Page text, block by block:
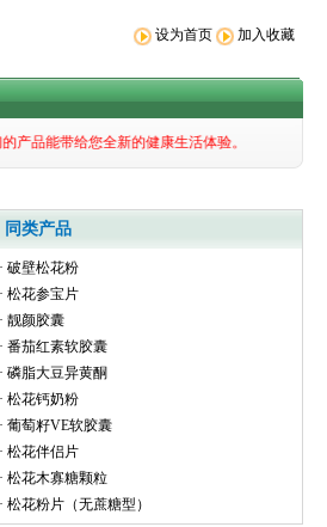
设为首页 加入收藏
的产品能带给您全新的健康生活体验。
同类产品
· 破壁松花粉
· 松花参宝片
· 靓颜胶囊
· 番茄红素软胶囊
· 磷脂大豆异黄酮
· 松花钙奶粉
· 葡萄籽VE软胶囊
· 松花伴侣片
· 松花木寡糖颗粒
· 松花粉片（无蔗糖型）